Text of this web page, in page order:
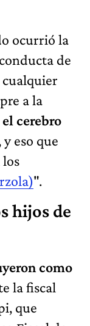
ocurrió la
de
cualquier
a la
cerebro
eso que
".
hijos de
como
la fiscal
que